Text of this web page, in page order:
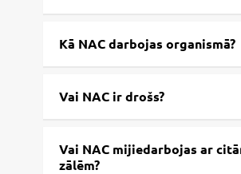
Kā NAC darbojas organismā?
Vai NAC ir drošs?
Vai NAC mijiedarbojas ar
zālēm?